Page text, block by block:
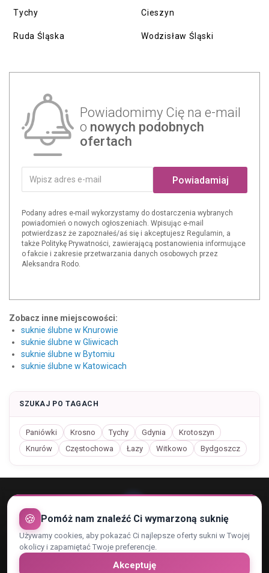
Tychy
Ruda Śląska
Cieszyn
Wodzisław Śląski
Powiadomimy Cię na e-mail
o nowych podobnych
ofertach
Powiadamiaj
Podany adres e-mail wykorzystamy do dostarczenia wybranych
powiadomień o nowych ogłoszeniach. Wpisując e-mail
potwierdzasz że zapoznałeś/aś się i akceptujesz Regulamin, a
także Politykę Prywatności, zawierającą postanowienia informujące
o fakcie i zakresie przetwarzania danych osobowych przez
Aleksandra Rodo.
Zobacz inne miejscowości:
suknie ślubne w Knurowie
suknie ślubne w Gliwicach
suknie ślubne w Bytomiu
suknie ślubne w Katowicach
SZUKAJ PO TAGACH
Paniówki Krosno Tychy Gdynia
Krotoszyn
Knurów
Częstochowa Łazy Witkowo Bydgoszcz
Rejestracja konta Regulamin
Polityka Prywatności i RODO
Zaufani Partnerzy
🍪 Pomóż nam znaleźć Ci wymarzoną suknię
Używamy cookies, aby pokazać Ci najlepsze oferty sukni w Twojej
okolicy i zapamiętać Twoje preferencje.
Akceptuję